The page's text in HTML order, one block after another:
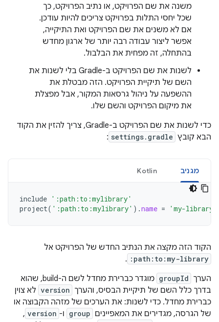
משנה את שם הפרויקט, או נתיב הפרויקט, כך
שכל יחסי התלות בפרויקט צריכים להיות עודכן.
אם לא משנים את שם הפרויקט ואת התיקייה,
אפשר ליצור עבודה רבה יותר של ארגון מחדש
בהתחלה, זה מפחית את הבלבול.
לשנות את שם הפרויקט ב-Gradle בלי לשנות את
השם של תיקיית הפרויקט. הזה מבטלת את
ההשפעה על ניהול גרסאות המקור, אבל מפצלת
את מיקום הפרויקט והשם שלו.
כדי לשנות את שם הפרויקט ב-Gradle, צריך להזין את הקוד
הבא קובץ settings.gradle
:
מגניב Kotlin
include ':path:to:mylibrary'
project( ':path:to:mylibrary' ).name = 'my-library'
הקוד הזה מקצה את הנתיב החדש של הפרויקט אל
:path:to:my-library
.
הערך groupId
מוגדר כברירת מחדל לשם ה-build, שהוא
בדרך כלל השם של תיקיית הבסיס, והערך version לא צוין
כברירת מחדל. כדי לשנות: את הערכים של מזהה הקבוצה או
של הגרסה, מגדירים את המאפיינים group ו- version
,